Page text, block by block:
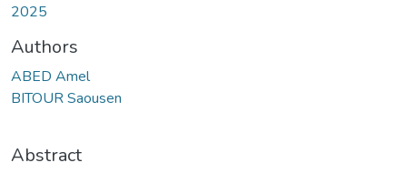
2025
Authors
ABED Amel
BITOUR Saousen
Abstract